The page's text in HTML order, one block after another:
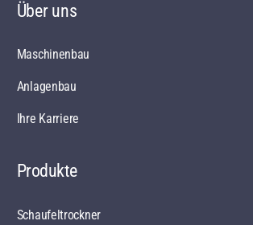
Über uns
Maschinenbau
Anlagenbau
Ihre Karriere
Produkte
Schaufeltrockner